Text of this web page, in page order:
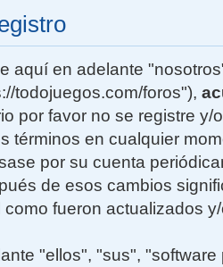
aquí en adelante
todojuegos.com/foros"),
por favor no se registre y/
términos en cualquier
por su cuenta
de esos cambios
fueron actualizados
"ellos", "sus", "software